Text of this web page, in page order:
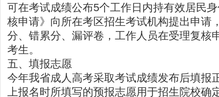
可在考试成绩公布5个工作日内持有效居民
核申请》向所在考区招生考试机构提出申请
分、错累分、漏评卷，工作人员在受理复核
考生。
五、填报志愿
今年我省成人高考采取考试成绩发布后填报
上报名时所填写的预报志愿用于招生院校确